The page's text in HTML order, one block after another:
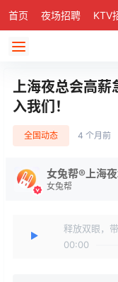
首页 夜场招聘 KTV
上海夜总会高
入我们！
全国动态 4 个月前
女兔帮®上海
女兔帮
释放双眼，
00:00